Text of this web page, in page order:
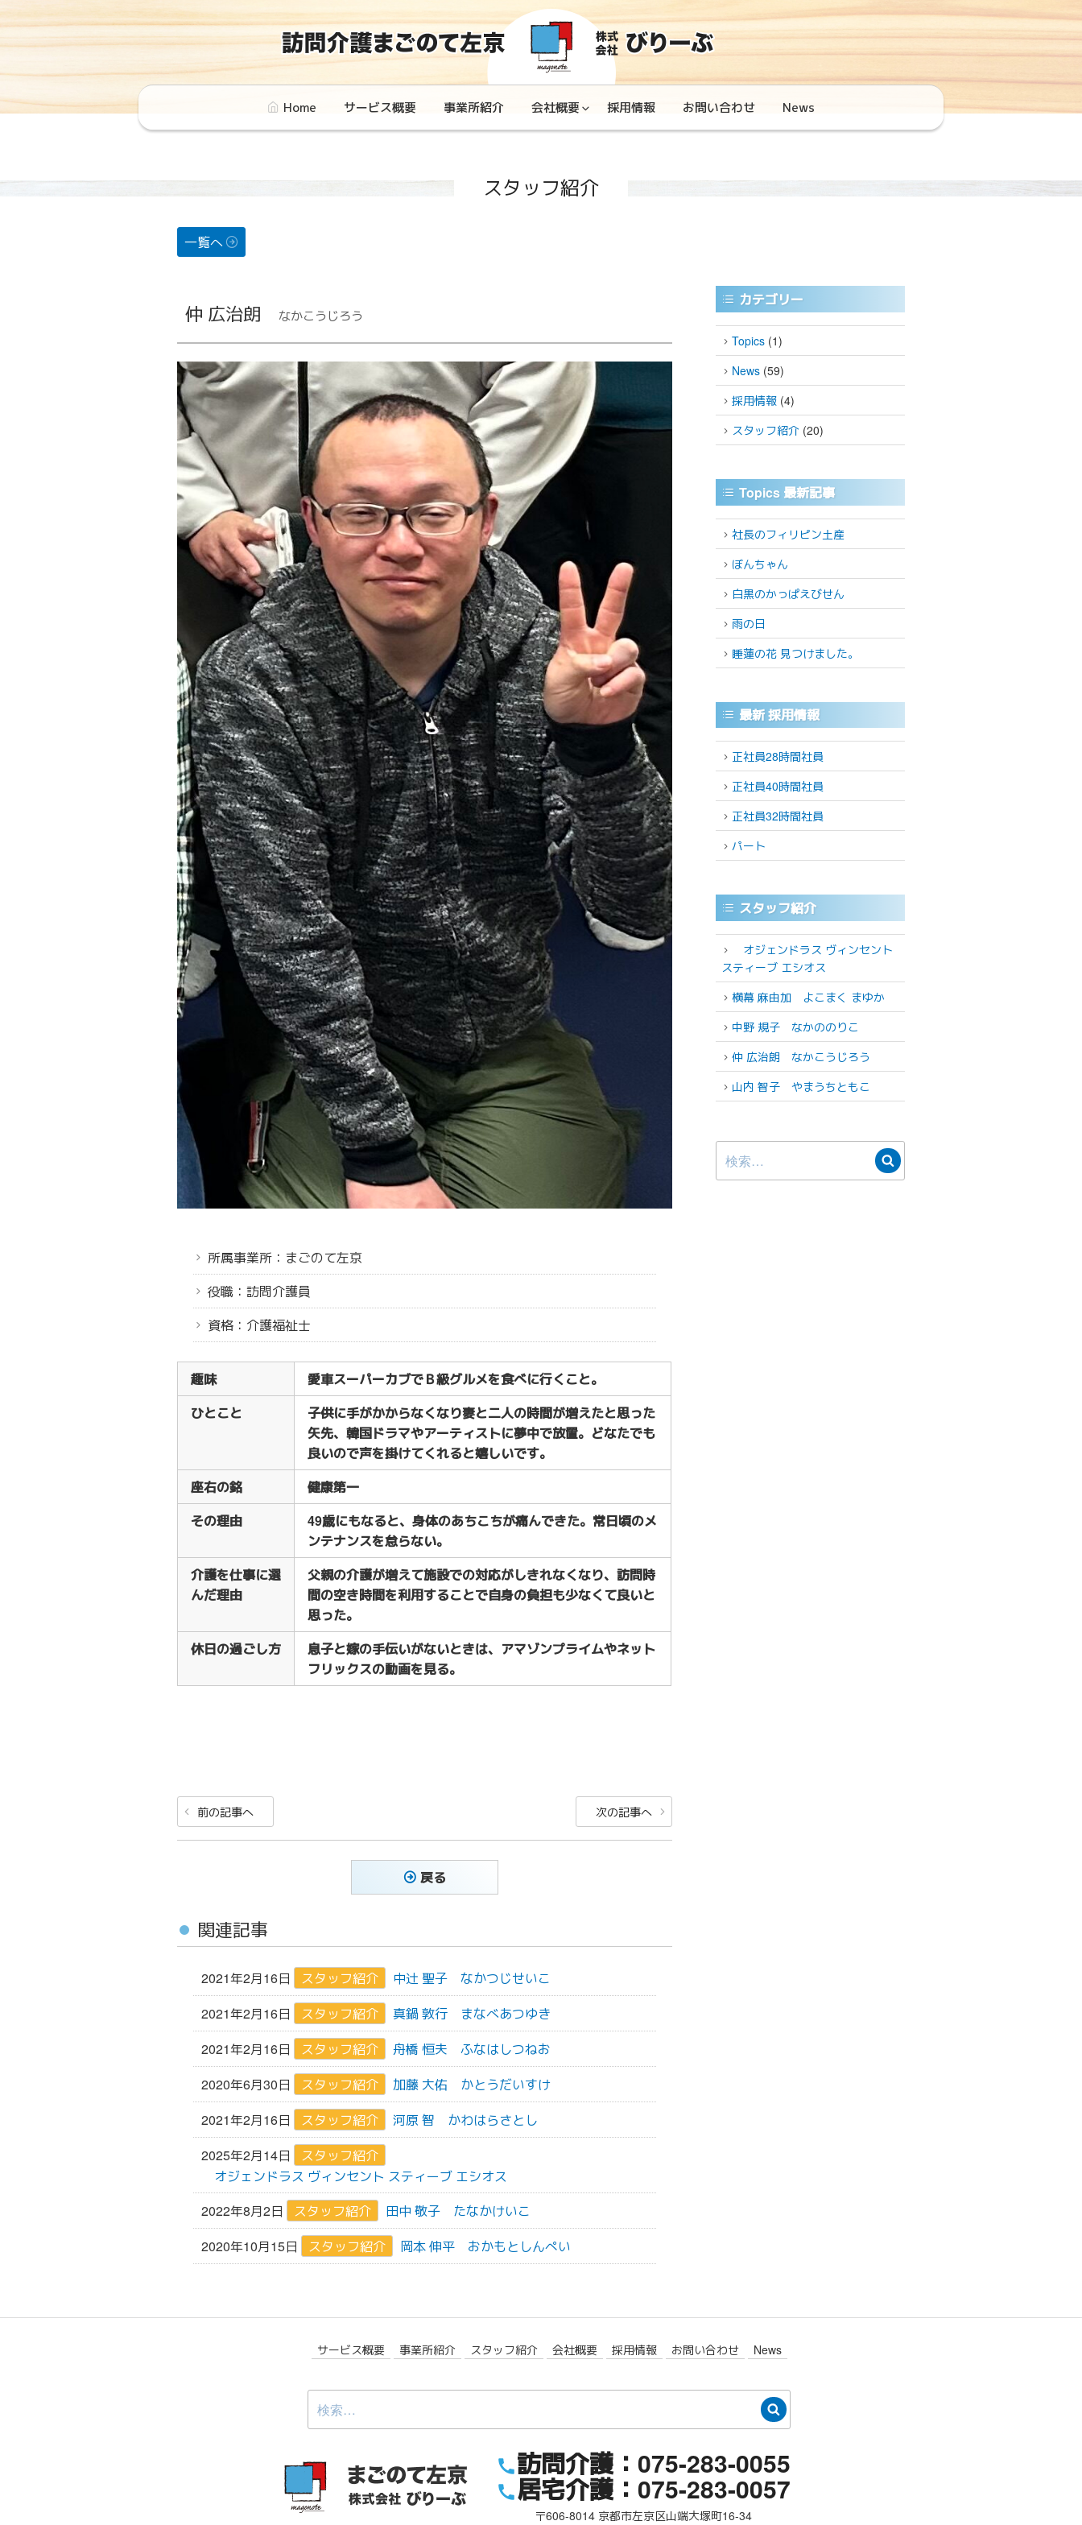
コ
ン
テ
ン
へ
Home サービス概要 事業所紹介 会社概要 採用情報 お問い合わせ News
スタッフ紹介
一覧へ
仲 広治朗 なかこうじろう
所属事業所：まごのて左京
役職：訪問介護員
資格：介護福祉士
趣味
愛車スーパーカブでＢ級グルメを食べに行くこと。
ひとこと
子供に手がかからなくなり妻と二人の時間が増えたと思った
矢先、韓国ドラマやアーティストに夢中で放置。どなたでも
良いので声を掛けてくれると嬉しいです。
座右の銘
健康第一
その理由
49歳にもなると、身体のあちこちが痛んできた。常日頃のメ
ンテナンスを怠らない。
介護を仕事に選
んだ理由
父親の介護が増えて施設での対応がしきれなくなり、訪問時
間の空き時間を利用することで自身の負担も少なくて良いと
思った。
休日の過ごし方
息子と嫁の手伝いがないときは、アマゾンプライムやネット
フリックスの動画を見る。
投
稿
ナ
シ
前
の
投
前の記事へ
の
投
次の記事へ
戻る
関連記事
2021年2月16日 スタッフ紹介 中辻 聖子 なかつじせいこ
2021年2月16日
スタッフ紹介 真鍋 敦行 まなべあつゆき
2021年2月16日
スタッフ紹介 舟橋 恒夫 ふなはしつねお
2020年6月30日
スタッフ紹介 加藤 大佑 かとうだいすけ
2021年2月16日
スタッフ紹介 河原 智 かわはらさとし
2025年2月14日
スタッフ紹介
オジェンドラス ヴィンセント スティーブ エシオス
2022年8月2日
スタッフ紹介 田中 敬子 たなかけいこ
2020年10月15日
スタッフ紹介 岡本 伸平 おかもとしんぺい
カテゴリー
Topics(1)
News(59)
採用情報(4)
スタッフ紹介(20)
Topics 最新記事
社長のフィリピン土産
ぼんちゃん
白黒のかっぱえびせん
雨の日
睡蓮の花 見つけました。
最新 採用情報
正社員28時間社員
正社員40時間社員
正社員32時間社員
パート
スタッフ紹介
オジェンドラス ヴィンセント
スティーブ エシオス
横幕 麻由加
よこまく まゆか
中野 規子 なかののりこ
仲 広治朗 なかこうじろう
山内 智子 やまうちともこ
索:
検
索
サービス概要 事業所紹介 スタッフ紹介 会社概要 採用情報 お問い合わせ News
検
索
訪問介護：075-283-0055
居宅介護：075-283-0057
〒606-8014 京都市左京区山端大塚町16-34